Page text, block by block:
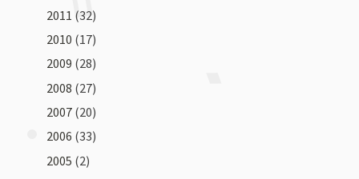
2011 (32)
2010 (17)
2009 (28)
2008 (27)
2007 (20)
2006 (33)
2005 (2)